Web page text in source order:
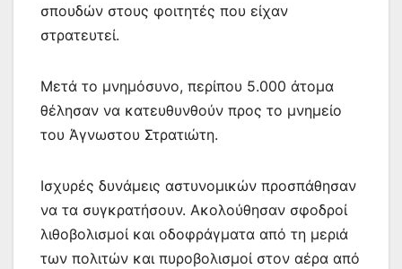
σπουδών στους φοιτητές που είχαν
στρατευτεί.
Μετά το μνημόσυνο, περίπου 5.000 άτομα
θέλησαν να κατευθυνθούν προς το μνημείο
του Άγνωστου Στρατιώτη.
Ισχυρές δυνάμεις αστυνομικών προσπάθησαν
να τα συγκρατήσουν. Ακολούθησαν σφοδροί
λιθοβολισμοί και οδοφράγματα από τη μεριά
των πολιτών και πυροβολισμοί στον αέρα από